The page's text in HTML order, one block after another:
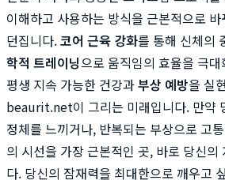
이해하고 사용하는 방식을 근본적으로
던집니다.코어 근육 강화를 통해 신체의
학적 트레이닝으로 움직임의 효율을 극
평생 지속 가능한 건강과부상 예방을 실
beaurit.net이 그리는 미래입니다. 만약
정체를 느끼거나, 반복되는 부상으로 고
의 시선을 가장 근본적인 곳, 바로 당신의
다. 당신의 잠재력을 최대한으로 깨우고